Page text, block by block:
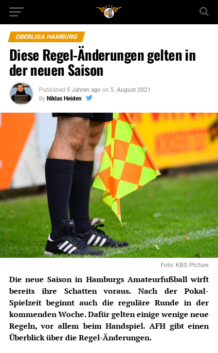
OBERLIGA HAMBURG
Diese Regel-Änderungen gelten in
der neuen Saison
Published 5 Jahren ago on 5. August 2021
By Niklas Heiden
Foto: KBS-Picture
Die neue Saison in Hamburgs Amateurfußball wirft
bereits ihre Schatten voraus. Nach der Pokal-
Spielzeit beginnt auch die reguläre Runde in der
kommenden Woche. Dafür gelten einige wenige neue
Regeln, vor allem beim Handspiel. AFH gibt einen
Überblick über die Regel-Änderungen.